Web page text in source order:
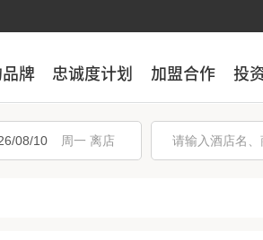
牌 忠诚度计划 加盟合作 投
牌 忠诚度计划 加盟合作 投
离店